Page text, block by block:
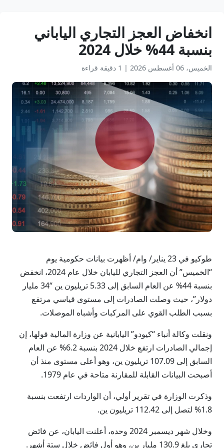
انخفاض العجز التجاري الياباني ​​
بنسبة 44% خلال 2024
الخميس، 06 أغسطس 2026 | 1 دقيقة قراءة
طوكيو في 23 يناير/ وام/ أظهرت بيانات حكومية يوم
“الخميس” أن العجز التجاري لليابان خلال عام 2024، انخفض ​​
بنسبة 44% عن العام السابق إلى 5.33 تريليون ين “34 مليار
دولار”، حيث وصلت الصادرات إلى مستوى قياسي مرتفع
بسبب الطلب القوي على المركبات وأشباه الموصلات.
ونقلت وكالة أنباء “كيودو” اليابانية عن وزارة المالية قولها، إن
إجمالي الصادرات ارتفع خلال 2024 بنسبة 6.2% عن العام
السابق إلى 107.09 تريليون ين، وهو أعلى مستوى منذ أن
أصبحت البيانات القابلة للمقارنة متاحة في عام 1979.
وذكرت الوزارة في تقرير أولي، أن الواردات ارتفعت بنسبة
1.8% لتصل إلى 112.42 تريليون ين.
وخلال شهر ديسمبر 2024 وحده، أعلنت اليابان، عن فائض
تجاري بلغ 130.9 مليار ين، وهو أول فائض خلال ستة أشهر.